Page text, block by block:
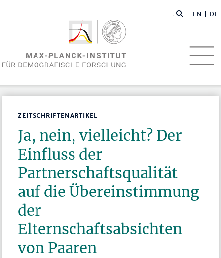
EN | DE
ZEITSCHRIFTENARTIKEL
Ja, nein, vielleicht? Der
Einfluss der
Partnerschaftsqualität
auf die Übereinstimmung
der
Elternschaftsabsichten
von Paaren